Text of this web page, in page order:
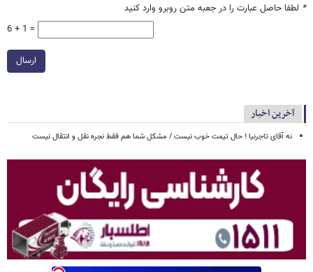
* لطفا حاصل عبارت را در جعبه متن روبرو وارد کنید
6 + 1 =
ارسال
آخرین اخبار
نه آقای تاجرنیا ! حال تیمت خوب نیست / مشکل شما هم فقط نجره نقل و انتقال نیست